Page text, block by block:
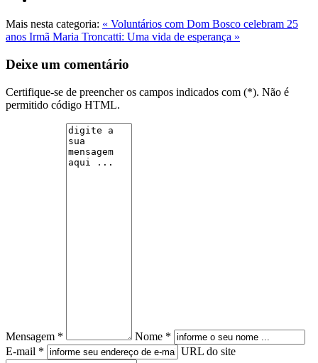
Mais nesta categoria: « Voluntários com Dom Bosco celebram 25
anos Irmã Maria Troncatti: Uma vida de esperança »
Deixe um comentário
Certifique-se de preencher os campos indicados com (*). Não é
permitido código HTML.
Mensagem *
Nome *
E-mail *
URL do site